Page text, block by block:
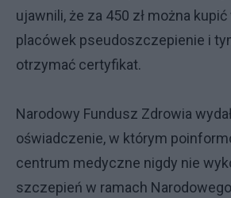
ujawnili, że za 450 zł można
placówek pseudoszczepienie i
otrzymać certyfikat.
Narodowy Fundusz Zdrowia
oświadczenie, w którym
centrum medyczne nigdy nie
szczepień w ramach